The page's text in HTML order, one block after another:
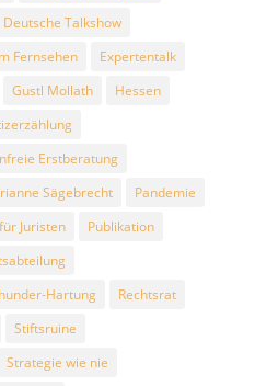
Deutsche Talkshow
Fernsehen
Expertentalk
Gustl Mollath
Hessen
Erstberatung
Sägebrecht
Pandemie
Juristen
Publikation
Hartung
Rechtsrat
Stiftsruine
Strategie wie nie